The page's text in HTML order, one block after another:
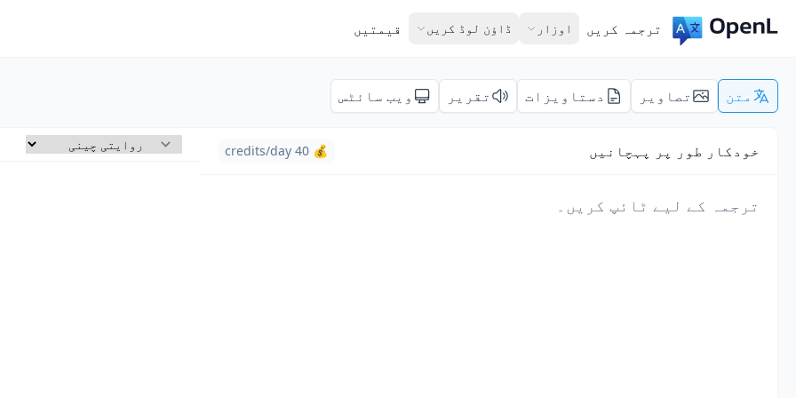
ترجمہ کریں اوزار ڈاؤن لوڈ کریں قیمتیں
متن تصاویر دستاویزات تقریر ویب سائٹس
خودکار طور پر پہچانیں 💰 40 credits/day